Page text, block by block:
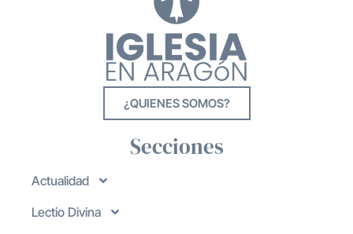
¿QUIENES SOMOS?
Secciones
Actualidad
Lectio Divina